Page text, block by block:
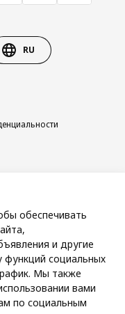
RU
обеспечивать
и другие
функций социальных
Мы также
вами
по социальным